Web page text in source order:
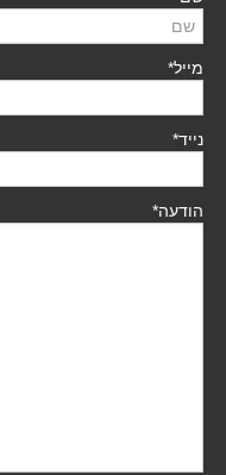
מייל*
נייד*
הודעה*